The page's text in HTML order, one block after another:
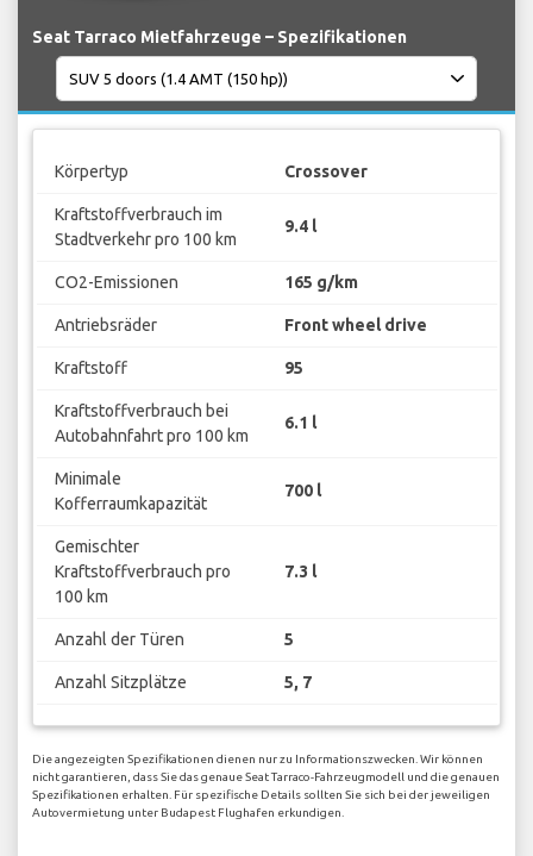
Seat Tarraco Mietfahrzeuge – Spezifikationen
Körpertyp Crossover
Kraftstoffverbrauch im
Stadtverkehr pro 100 km
9.4 l
CO2-Emissionen 165 g/km
Antriebsräder Front wheel drive
Kraftstoff 95
Kraftstoffverbrauch bei
Autobahnfahrt pro 100 km
6.1 l
Minimale
Kofferraumkapazität
700 l
Gemischter
Kraftstoffverbrauch pro
100 km
7.3 l
Anzahl der Türen 5
Anzahl Sitzplätze 5, 7
Die angezeigten Spezifikationen dienen nur zu Informationszwecken. Wir können
nicht garantieren, dass Sie das genaue Seat Tarraco-Fahrzeugmodell und die genauen
Spezifikationen erhalten. Für spezifische Details sollten Sie sich bei der jeweiligen
Autovermietung unter Budapest Flughafen erkundigen.